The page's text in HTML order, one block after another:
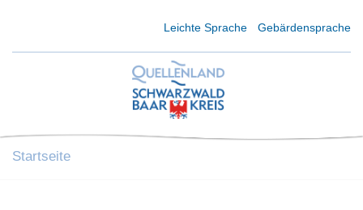
Leichte Sprache Gebärdensprache
Startseite